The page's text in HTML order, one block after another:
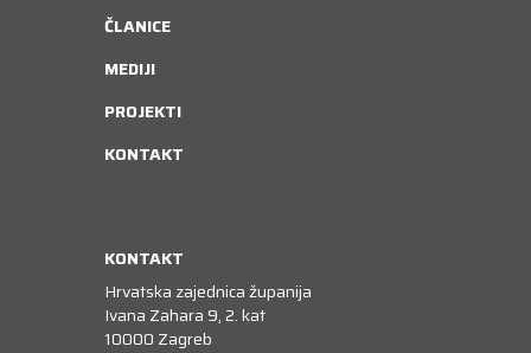
ČLANICE
MEDIJI
PROJEKTI
KONTAKT
KONTAKT
Hrvatska zajednica županija
Ivana Zahara 9, 2. kat
10000 Zagreb